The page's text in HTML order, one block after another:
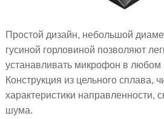
Простой дизайн, небольшой
гусиной горловиной позволяют
устанавливать микрофон в любом
Конструкция из цельного сплава,
характеристики направленности,
шума.